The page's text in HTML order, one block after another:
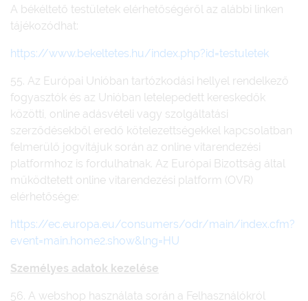
A békéltető testületek elérhetőségéről az alábbi linken
tájékozódhat:
https://www.bekeltetes.hu/index.php?id=testuletek
55. Az Európai Unióban tartózkodási hellyel rendelkező
fogyasztók és az Unióban letelepedett kereskedők
közötti, online adásvételi vagy szolgáltatási
szerződésekből eredő kötelezettségekkel kapcsolatban
felmerülő jogvitájuk során az online vitarendezési
platformhoz is fordulhatnak. Az Európai Bizottság által
működtetett online vitarendezési platform (OVR)
elérhetősége:
https://ec.europa.eu/consumers/odr/main/index.cfm?
event=main.home2.show&lng=HU
Személyes adatok kezelése
56. A webshop használata során a Felhasználókról